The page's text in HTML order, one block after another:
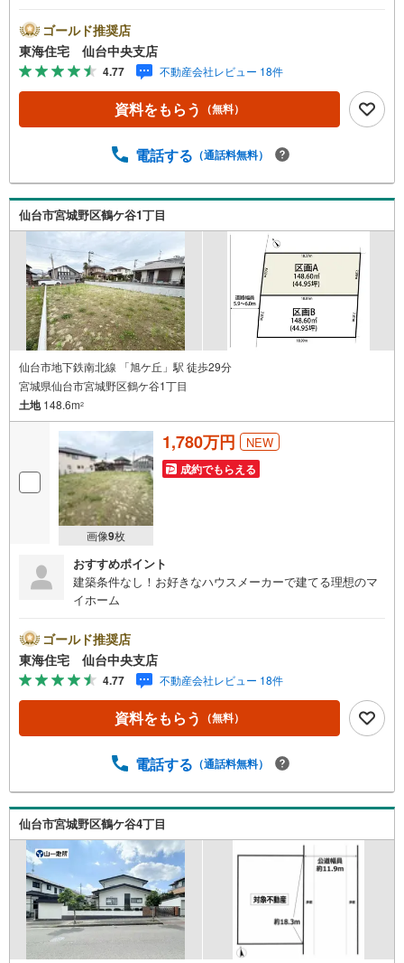
ゴールド推奨店
東海住宅 仙台中央支店
4.77 不動産会社レビュー 18件
資料をもらう （無料）
電話する （通話料無料）
仙台市宮城野区鶴ケ谷1丁目
仙台市地下鉄南北線 「旭ケ丘」駅 徒歩29分
宮城県仙台市宮城野区鶴ケ谷1丁目
土地148.6m2
画像9枚
1,780万円 NEW
成約でもらえる
おすすめポイント
建築条件なし！お好きなハウスメーカーで建てる理想のマ
イホーム
ゴールド推奨店
東海住宅 仙台中央支店
4.77 不動産会社レビュー 18件
資料をもらう （無料）
電話する （通話料無料）
仙台市宮城野区鶴ケ谷4丁目